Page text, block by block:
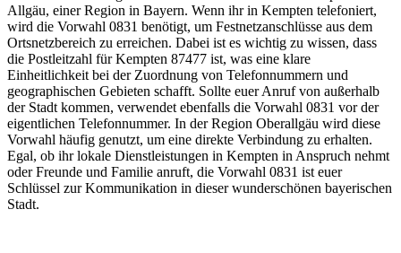
Allgäu, einer Region in Bayern. Wenn ihr in Kempten telefoniert,
wird die Vorwahl 0831 benötigt, um Festnetzanschlüsse aus dem
Ortsnetzbereich zu erreichen. Dabei ist es wichtig zu wissen, dass
die Postleitzahl für Kempten 87477 ist, was eine klare
Einheitlichkeit bei der Zuordnung von Telefonnummern und
geographischen Gebieten schafft. Sollte euer Anruf von außerhalb
der Stadt kommen, verwendet ebenfalls die Vorwahl 0831 vor der
eigentlichen Telefonnummer. In der Region Oberallgäu wird diese
Vorwahl häufig genutzt, um eine direkte Verbindung zu erhalten.
Egal, ob ihr lokale Dienstleistungen in Kempten in Anspruch nehmt
oder Freunde und Familie anruft, die Vorwahl 0831 ist euer
Schlüssel zur Kommunikation in dieser wunderschönen bayerischen
Stadt.